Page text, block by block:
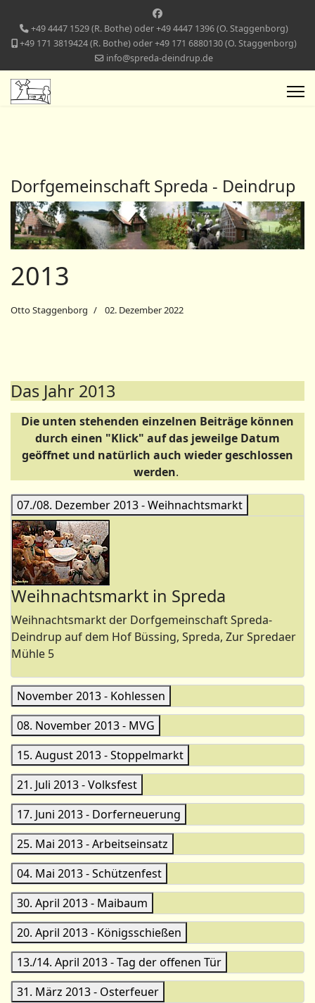
+49 4447 1529 (R. Bothe) oder +49 4447 1396 (O. Staggenborg)
+49 171 3819424 (R. Bothe) oder +49 171 6880130 (O. Staggenborg)
info@spreda-deindrup.de
Dorfgemeinschaft Spreda - Deindrup
2013
Otto Staggenborg 02. Dezember 2022
Das Jahr 2013
Die unten stehenden einzelnen Beiträge können
durch einen "Klick" auf das jeweilge Datum
geöffnet und natürlich auch wieder geschlossen
werden.
07./08. Dezember 2013 - Weihnachtsmarkt
Weihnachtsmarkt in Spreda
Weihnachtsmarkt der Dorfgemeinschaft Spreda-
Deindrup auf dem Hof Büssing, Spreda, Zur Spredaer
Mühle 5
November 2013 - Kohlessen
08. November 2013 - MVG
15. August 2013 - Stoppelmarkt
21. Juli 2013 - Volksfest
17. Juni 2013 - Dorferneuerung
25. Mai 2013 - Arbeitseinsatz
04. Mai 2013 - Schützenfest
30. April 2013 - Maibaum
20. April 2013 - Königsschießen
13./14. April 2013 - Tag der offenen Tür
31. März 2013 - Osterfeuer